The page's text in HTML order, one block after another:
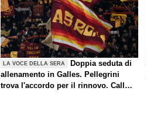
LA VOCE DELLA SERA
Doppia seduta di
allenamento in Galles. Pellegrini
trova l'accordo per il rinnovo. Call